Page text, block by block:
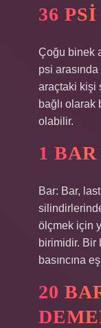
36
Çoğu binek
psi arasında
araçtaki kişi
bağlı
olabilir.
1
Bar: Bar,
ölçmek için
birimidir. Bir
basıncına
20